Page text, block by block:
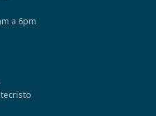
a 6pm